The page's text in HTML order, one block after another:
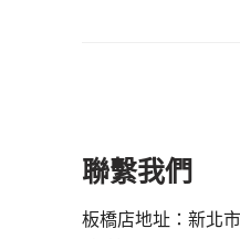
聯繫我們
板橋店地址：新北